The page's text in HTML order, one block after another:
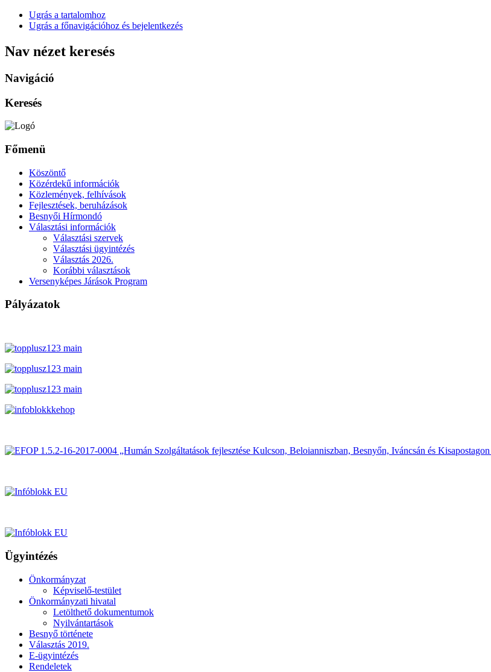
Ugrás a tartalomhoz
Ugrás a főnavigációhoz és bejelentkezés
Nav nézet keresés
Navigáció
Keresés
Főmenü
Köszöntő
Közérdekű információk
Közlemények, felhívások
Fejlesztések, beruházások
Besnyői Hírmondó
Választási információk
Választási szervek
Választási ügyintézés
Választás 2026.
Korábbi választások
Versenyképes Járások Program
Pályázatok
Ügyintézés
Önkormányzat
Képviselő-testület
Önkormányzati hivatal
Letölthető dokumentumok
Nyilvántartások
Besnyő története
Választás 2019.
E-ügyintézés
Rendeletek